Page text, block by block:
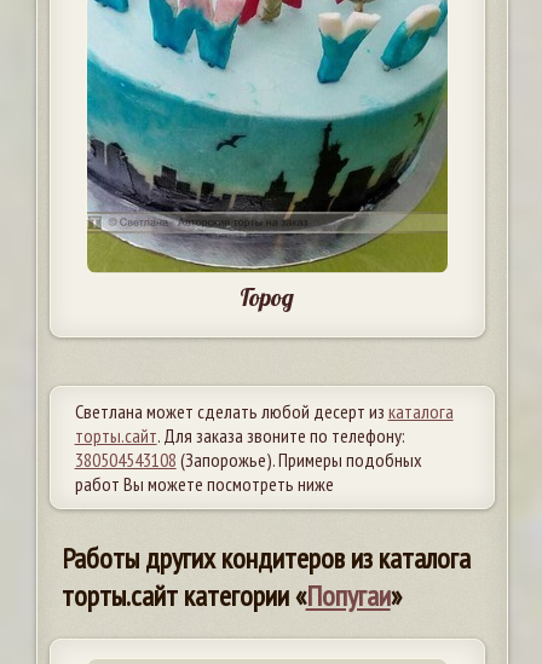
Город
Светлана может сделать любой десерт из каталога
торты.сайт. Для заказа звоните по телефону:
380504543108 (Запорожье). Примеры подобных
работ Вы можете посмотреть ниже
Работы других кондитеров из каталога
торты.сайт категории «Попугаи»